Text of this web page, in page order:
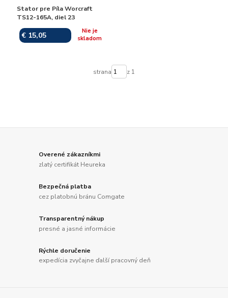
Stator pre Píla Worcraft
TS12-165A, diel 23
€ 15,05
Nie je
skladom
strana z 1
Overené zákazníkmi
zlatý certifikát Heureka
Bezpečná platba
cez platobnú bránu Comgate
Transparentný nákup
presné a jasné informácie
Rýchle doručenie
expedícia zvyčajne ďalší pracovný deň